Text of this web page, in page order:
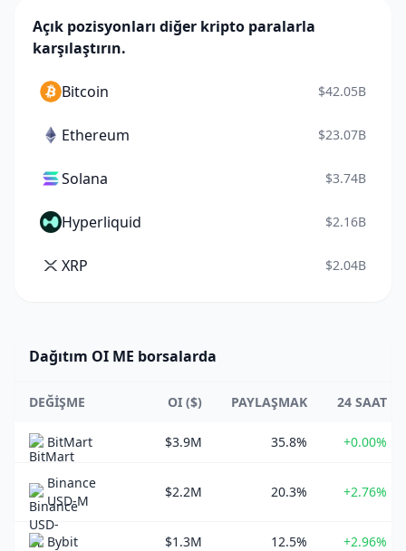
Açık pozisyonları diğer kripto paralarla
karşılaştırın.
Bitcoin $42.05B
Ethereum $23.07B
Solana $3.74B
Hyperliquid $2.16B
XRP $2.04B
Dağıtım OI ME borsalarda
DEĞIŞME OI ($) PAYLAŞMAK 24 SAAT
BitMart $3.9M 35.8% +0.00%
Binance
USD-M
$2.2M 20.3% +2.76%
Bybit $1.3M 12.5% +2.96%